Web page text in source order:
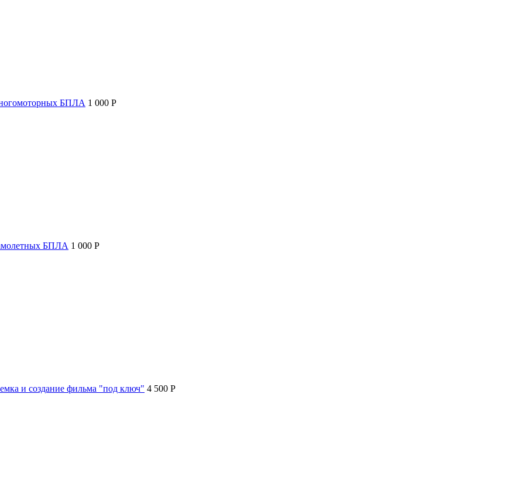
БПЛА 1 000 P
БПЛА 1 000 P
и создание фильма "под ключ" 4 500 P